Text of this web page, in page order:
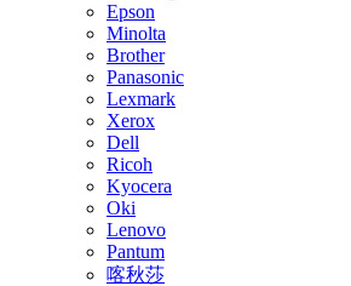
Epson
Minolta
Brother
Panasonic
Lexmark
Xerox
Dell
Ricoh
Kyocera
Oki
Lenovo
Pantum
喀秋莎